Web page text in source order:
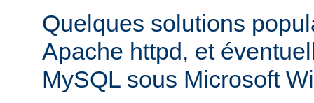
Quelques solutions
Apache httpd, et
MySQL sous Microsoft